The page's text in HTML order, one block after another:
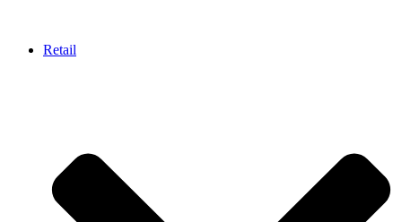
Retail